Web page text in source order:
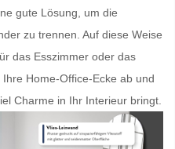
gute Lösung, um die
zu trennen. Auf diese Weise
das Esszimmer oder das
Home-Office-Ecke ab und
Charme in Ihr Interieur bringt.